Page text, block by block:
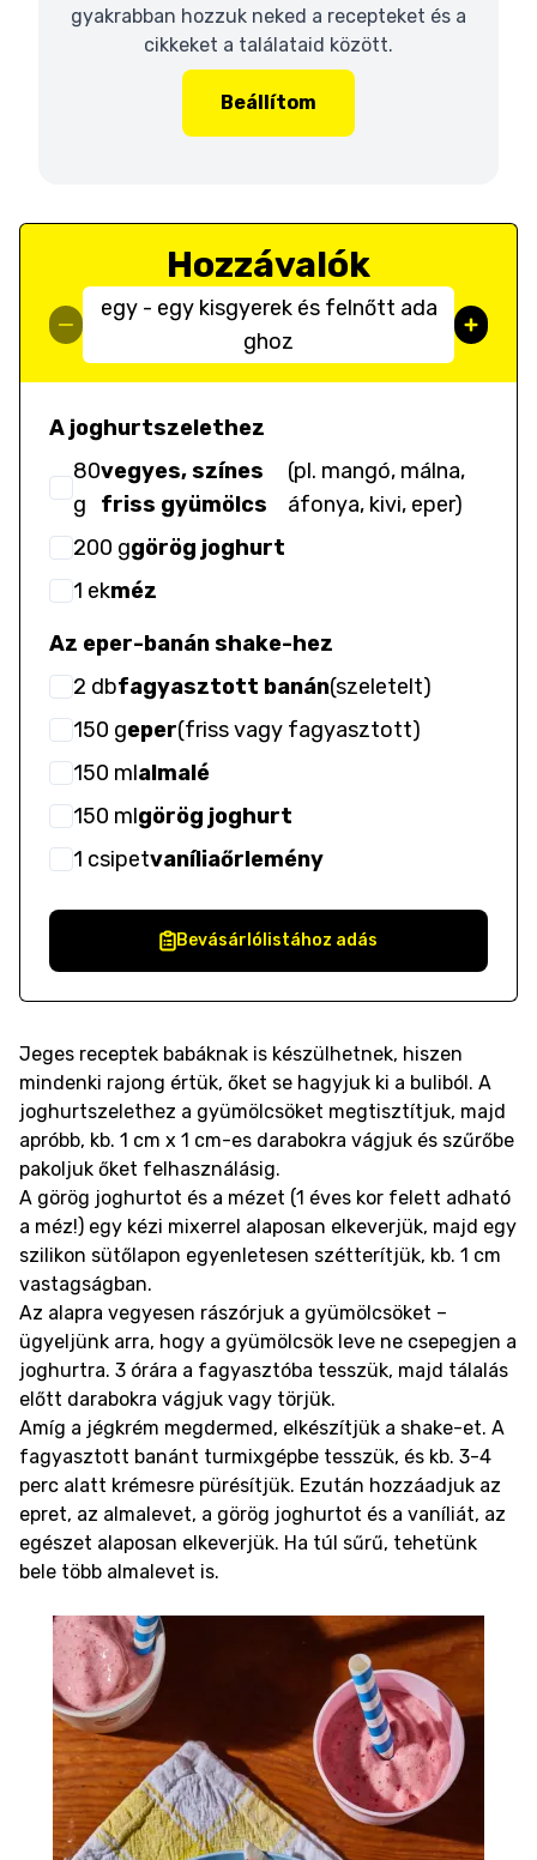
gyakrabban hozzuk neked a recepteket és a
cikkeket a találataid között.
Beállítom
Hozzávalók
egy - egy kisgyerek és felnőtt ada
ghoz
A joghurtszelethez
80
g
vegyes, színes
friss gyümölcs
(pl. mangó, málna,
áfonya, kivi, eper)
200 ggörög joghurt
1 ekméz
Az eper-banán shake-hez
2 dbfagyasztott banán(szeletelt)
150 geper(friss vagy fagyasztott)
150 mlalmalé
150 mlgörög joghurt
1 csipetvaníliaőrlemény
Bevásárlólistához adás
Jeges receptek babáknak is készülhetnek, hiszen
mindenki rajong értük, őket se hagyjuk ki a buliból. A
joghurtszelethez a gyümölcsöket megtisztítjuk, majd
apróbb, kb. 1 cm x 1 cm-es darabokra vágjuk és szűrőbe
pakoljuk őket felhasználásig.
A görög joghurtot és a mézet (1 éves kor felett adható
a méz!) egy kézi mixerrel alaposan elkeverjük, majd egy
szilikon sütőlapon egyenletesen szétterítjük, kb. 1 cm
vastagságban.
Az alapra vegyesen rászórjuk a gyümölcsöket –
ügyeljünk arra, hogy a gyümölcsök leve ne csepegjen a
joghurtra. 3 órára a fagyasztóba tesszük, majd tálalás
előtt darabokra vágjuk vagy törjük.
Amíg a jégkrém megdermed, elkészítjük a shake-et. A
fagyasztott banánt turmixgépbe tesszük, és kb. 3-4
perc alatt krémesre pürésítjük. Ezután hozzáadjuk az
epret, az almalevet, a görög joghurtot és a vaníliát, az
egészet alaposan elkeverjük. Ha túl sűrű, tehetünk
bele több almalevet is.